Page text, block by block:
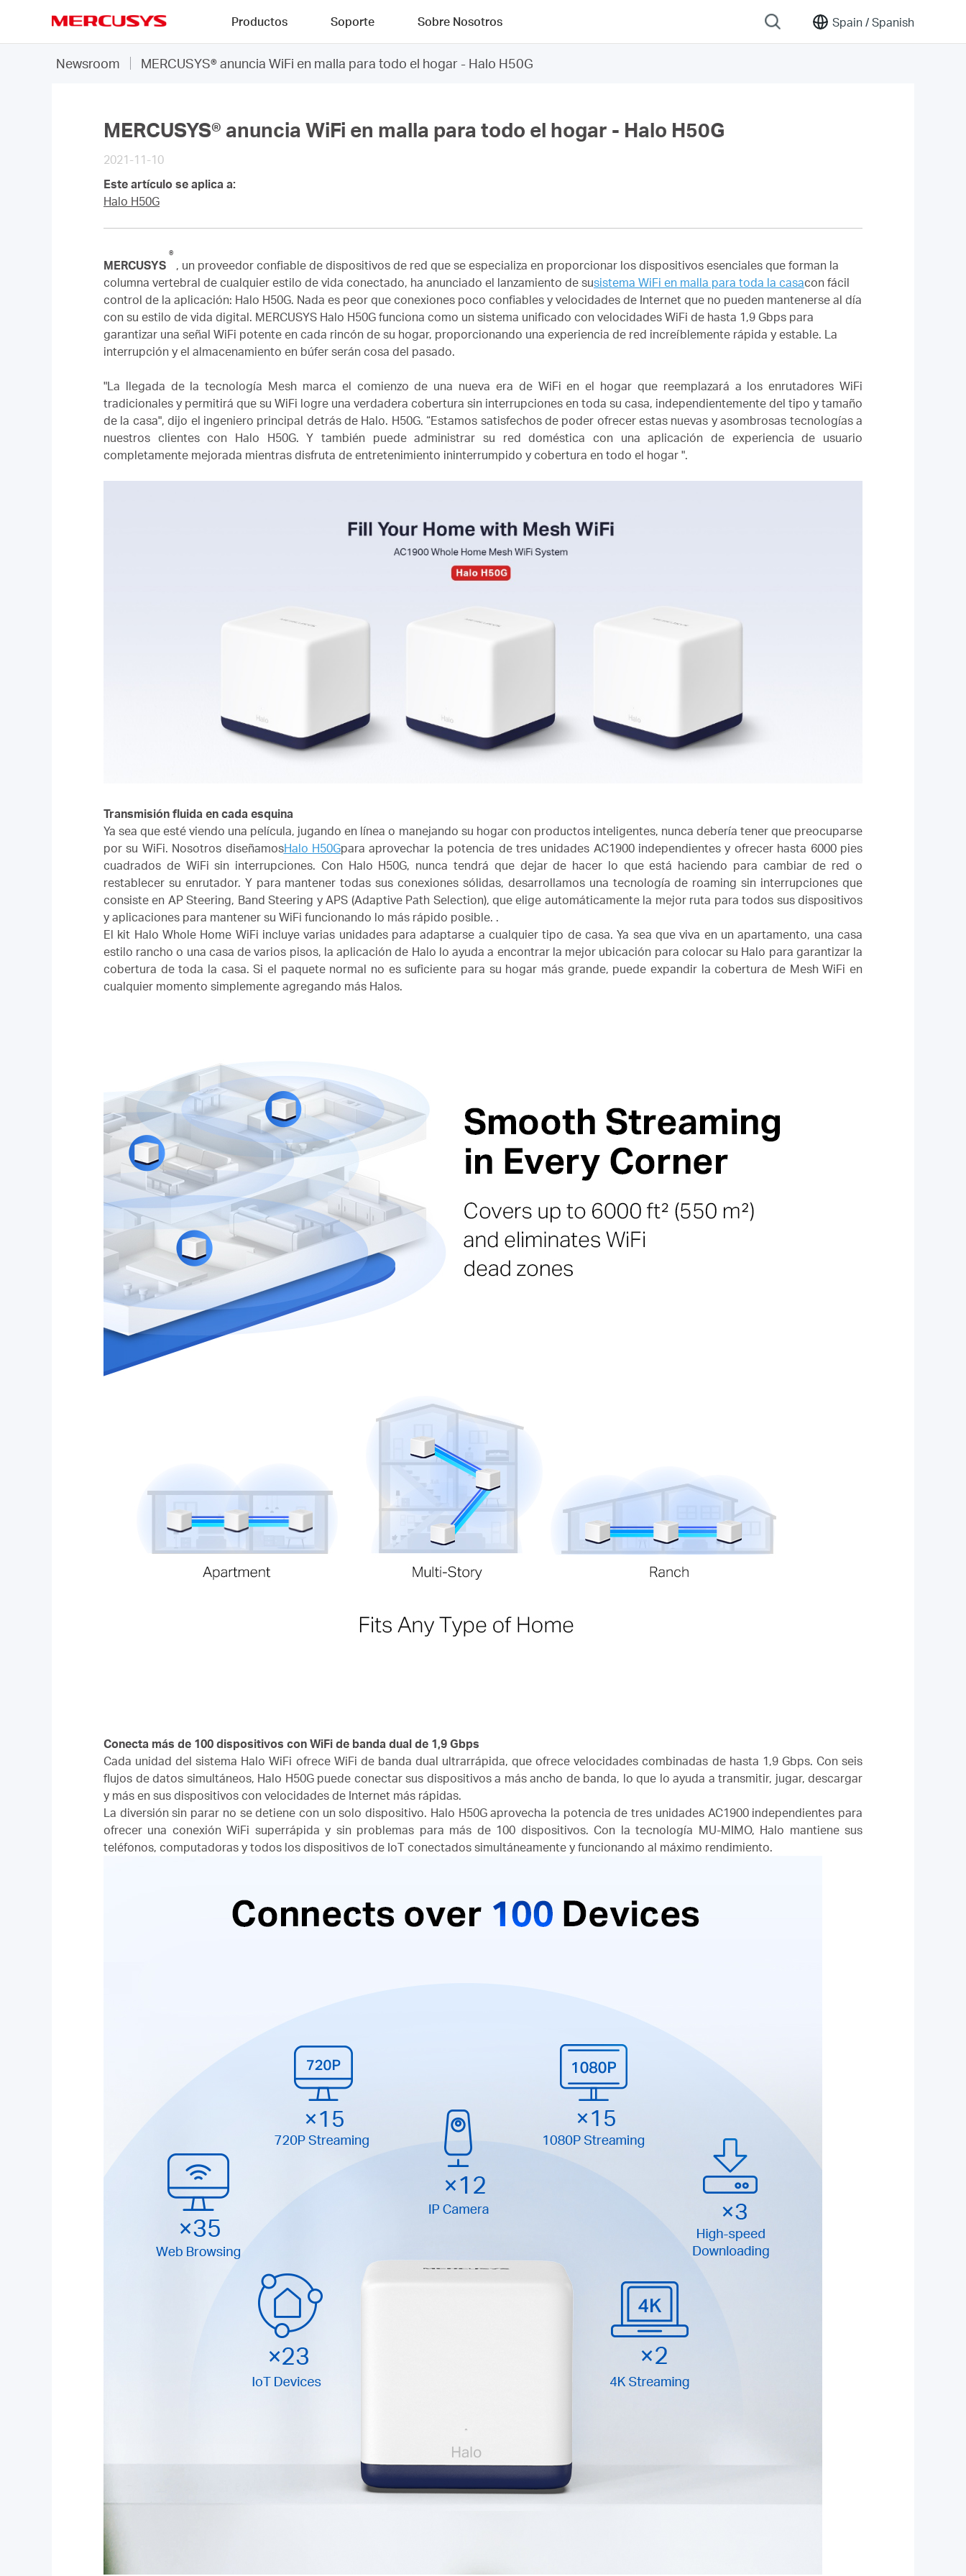
Spain /Spanish
Productos Soporte Sobre Nosotros
Newsroom MERCUSYS® anuncia WiFi en malla para todo el hogar - Halo H50G
MERCUSYS® anuncia WiFi en malla para todo el hogar - Halo H50G
2021-11-10
Este artículo se aplica a:
Halo H50G
MERCUSYS
®
, un proveedor confiable de dispositivos de red que se especializa en proporcionar los dispositivos esenciales que forman la
columna vertebral de cualquier estilo de vida conectado, ha anunciado el lanzamiento de susistema WiFi en malla para toda la casacon fácil
control de la aplicación: Halo H50G. Nada es peor que conexiones poco confiables y velocidades de Internet que no pueden mantenerse al día
con su estilo de vida digital. MERCUSYS Halo H50G funciona como un sistema unificado con velocidades WiFi de hasta 1,9 Gbps para
garantizar una señal WiFi potente en cada rincón de su hogar, proporcionando una experiencia de red increíblemente rápida y estable. La
interrupción y el almacenamiento en búfer serán cosa del pasado.
"La llegada de la tecnología Mesh marca el comienzo de una nueva era de WiFi en el hogar que reemplazará a los enrutadores WiFi
tradicionales y permitirá que su WiFi logre una verdadera cobertura sin interrupciones en toda su casa, independientemente del tipo y tamaño
de la casa", dijo el ingeniero principal detrás de Halo. H50G. “Estamos satisfechos de poder ofrecer estas nuevas y asombrosas tecnologías a
nuestros clientes con Halo H50G.Y también puede administrar su red doméstica con una aplicación de experiencia de usuario
completamente mejorada mientras disfruta de entretenimiento ininterrumpido y cobertura en todo el hogar ".
Transmisión fluida en cada esquina
Ya sea que esté viendo una película, jugando en línea o manejando su hogar con productos inteligentes, nunca debería tener que preocuparse
por su WiFi. Nosotros diseñamosHalo H50Gpara aprovechar la potencia de tres unidades AC1900 independientes y ofrecer hasta 6000 pies
cuadrados de WiFi sin interrupciones. Con Halo H50G, nunca tendrá que dejar de hacer lo que está haciendo para cambiar de red o
restablecer su enrutador. Y para mantener todas sus conexiones sólidas, desarrollamos una tecnología de roaming sin interrupciones que
consiste en AP Steering, Band Steering y APS (Adaptive Path Selection), que elige automáticamente la mejor ruta para todos sus dispositivos
y aplicaciones para mantener su WiFi funcionando lo más rápido posible. .
El kit Halo Whole Home WiFi incluye varias unidades para adaptarse a cualquier tipo de casa.Ya sea que viva en un apartamento, una casa
estilo rancho o una casa de varios pisos, la aplicación de Halo lo ayuda a encontrar la mejor ubicación para colocar su Halo para garantizar la
cobertura de toda la casa.Si el paquete normal no es suficiente para su hogar más grande, puede expandir la cobertura de Mesh WiFi en
cualquier momento simplemente agregando más Halos.
Conecta más de 100 dispositivos con WiFi de banda dual de 1,9 Gbps
Cada unidad del sistema Halo WiFi ofrece WiFi de banda dual ultrarrápida, que ofrece velocidades combinadas de hasta 1,9 Gbps. Con seis
flujos de datos simultáneos, Halo H50G puede conectar sus dispositivos a más ancho de banda, lo que lo ayuda a transmitir, jugar, descargar
y más en sus dispositivos con velocidades de Internet más rápidas.
La diversión sin parar no se detiene con un solo dispositivo. Halo H50G aprovecha la potencia de tres unidades AC1900 independientes para
ofrecer una conexión WiFi superrápida y sin problemas para más de 100 dispositivos. Con la tecnología MU-MIMO, Halo mantiene sus
teléfonos, computadoras y todos los dispositivos de IoT conectados simultáneamente y funcionando al máximo rendimiento.